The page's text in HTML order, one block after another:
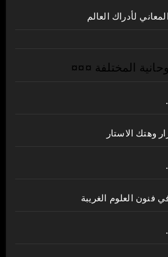
لأدراك العالم
المختلفة ¤¤¤
وهتك الاستار
فنون العلوم الغريبة